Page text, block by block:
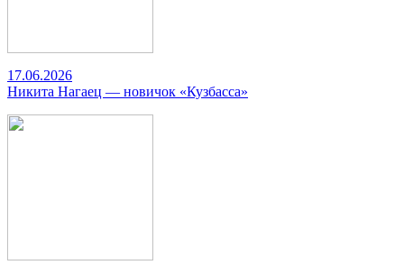
17.06.2026
Никита Нагаец — новичок «Кузбасса»